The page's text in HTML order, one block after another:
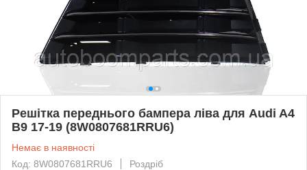
Решітка переднього бампера ліва для Audi A4
B9 17-19 (8W0807681RRU6)
Немає в наявності
Код: 8W0807681RRU6
Роздріб